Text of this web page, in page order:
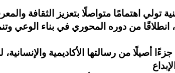
تولي اهتمامًا متواصلًا بتعزيز الثقافة
من دوره المحوري في بناء الوعي
أصيلًا من رسالتها الأكاديمية والإنسانية،